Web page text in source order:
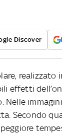
Discover
effetti
Nelle
Secondo